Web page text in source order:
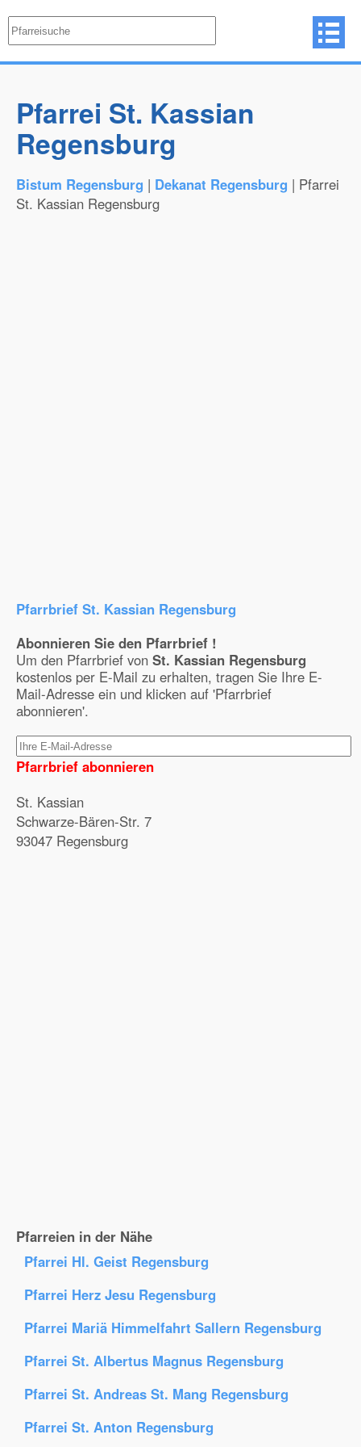
Pfarrei St. Kassian
Regensburg
Bistum Regensburg | Dekanat Regensburg | Pfarrei
St. Kassian Regensburg
Pfarrbrief St. Kassian Regensburg
Abonnieren Sie den Pfarrbrief !
Um den Pfarrbrief von St. Kassian Regensburg
kostenlos per E-Mail zu erhalten, tragen Sie Ihre E-
Mail-Adresse ein und klicken auf 'Pfarrbrief
abonnieren'.
Pfarrbrief abonnieren
St. Kassian
Schwarze-Bären-Str. 7
93047 Regensburg
Pfarreien in der Nähe
Pfarrei Hl. Geist Regensburg
Pfarrei Herz Jesu Regensburg
Pfarrei Mariä Himmelfahrt Sallern Regensburg
Pfarrei St. Albertus Magnus Regensburg
Pfarrei St. Andreas St. Mang Regensburg
Pfarrei St. Anton Regensburg